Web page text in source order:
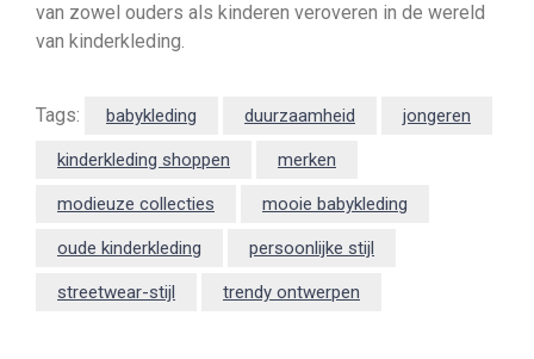
van zowel ouders als kinderen veroveren in de wereld
van kinderkleding.
Tags: babykleding duurzaamheid jongeren
kinderkleding shoppen merken
modieuze collecties mooie babykleding
oude kinderkleding persoonlijke stijl
streetwear-stijl trendy ontwerpen